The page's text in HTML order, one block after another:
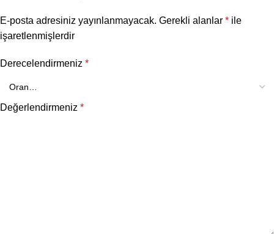
E-posta adresiniz yayınlanmayacak. Gerekli alanlar * ile
işaretlenmişlerdir
Derecelendirmeniz *
Değerlendirmeniz *